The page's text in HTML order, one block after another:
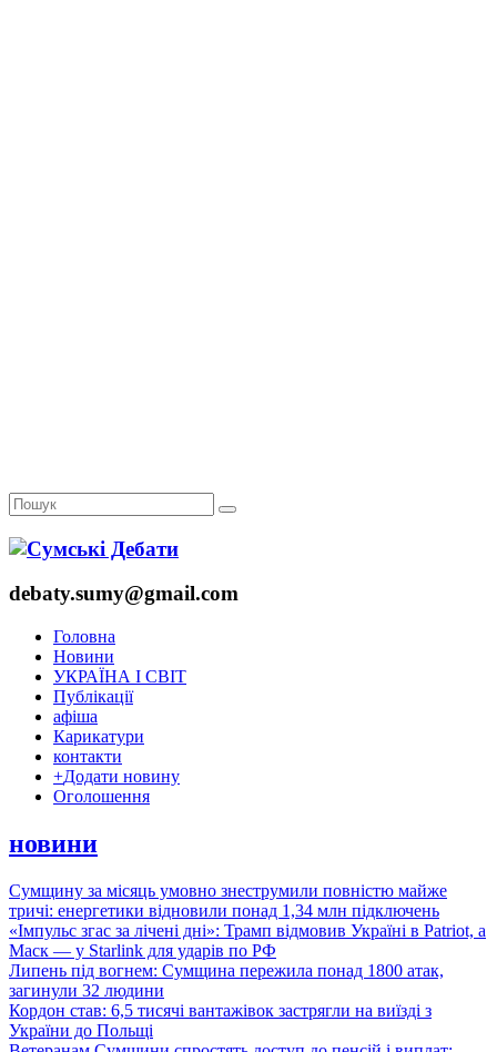
debaty.sumy@gmail.com
Головна
Новини
УКРАЇНА І СВІТ
Публікації
афіша
Карикатури
контакти
+Додати новину
Оголошення
новини
Сумщину за місяць умовно знеструмили повністю майже
тричі: енергетики відновили понад 1,34 млн підключень
«Імпульс згас за лічені дні»: Трамп відмовив Україні в Patriot, а
Маск — у Starlink для ударів по РФ
Липень під вогнем: Сумщина пережила понад 1800 атак,
загинули 32 людини
Кордон став: 6,5 тисячі вантажівок застрягли на виїзді з
України до Польщі